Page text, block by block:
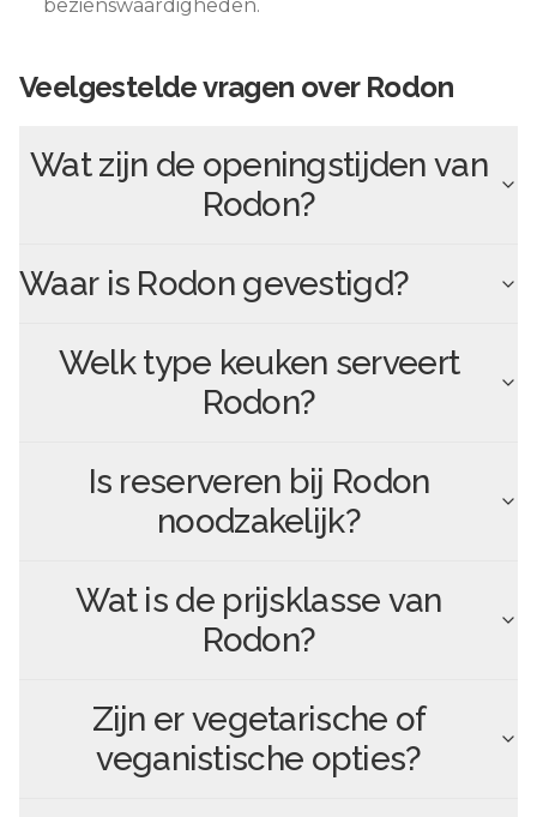
bezienswaardigheden.
Veelgestelde vragen over Rodon
Wat zijn de openingstijden van
Rodon?
Waar is Rodongevestigd?
Welk type keuken serveert
Rodon?
Is reserveren bij Rodon
noodzakelijk?
Wat is de prijsklasse van
Rodon?
Zijn er vegetarische of
veganistische opties?